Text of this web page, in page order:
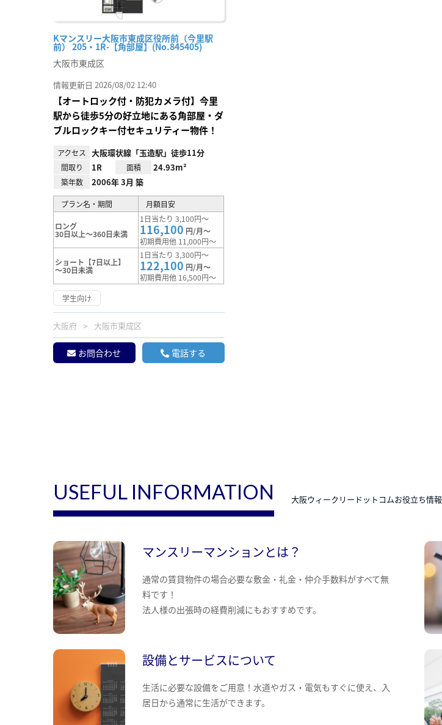
Kマンスリー大阪市東成区役所前（今里駅
前） 205・1R-【角部屋】(No.845405)
大阪市東成区
情報更新日 2026/08/02 12:40
【オートロック付・防犯カメラ付】今里
駅から徒歩5分の好立地にある角部屋・ダ
ブルロックキー付セキュリティー物件！
アクセス 大阪環状線「玉造駅」徒歩11分
間取り 1R 面積 24.93m²
築年数 2006年 3月 築
プラン名・期間 月額目安
ロング
30日以上～360日未満
1日当たり 3,100円～
116,100 円/月～
初期費用他 11,000円～
ショート【7日以上】
～30日未満
1日当たり 3,300円～
122,100 円/月～
初期費用他 16,500円～
学生向け
大阪府 大阪市東成区
お問合わせ 電話する
USEFUL INFORMATION 大阪ウィークリードットコムお役立ち情報
マンスリーマンションとは？
通常の賃貸物件の場合必要な敷金・礼金・仲介手数料がすべて無
料です！
法人様の出張時の経費削減にもおすすめです。
設備とサービスについて
生活に必要な設備をご用意！水道やガス・電気もすぐに使え、入
居日から通常に生活ができます。